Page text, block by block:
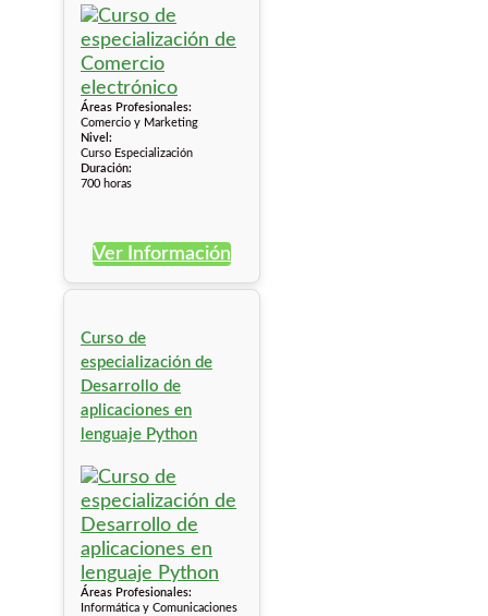
Áreas Profesionales:
Comercio y Marketing
Nivel:
Curso Especialización
Duración:
700 horas
Ver Información
Curso de
especialización de
Desarrollo de
aplicaciones en
lenguaje Python
Áreas Profesionales:
Informática y Comunicaciones